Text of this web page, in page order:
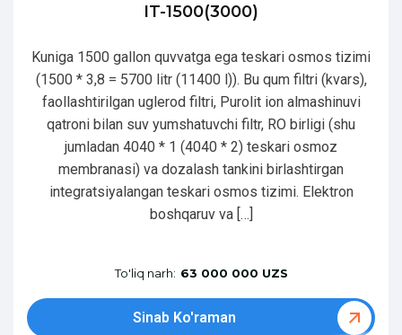
IT-1500(3000)
Kuniga 1500 gallon quvvatga ega teskari osmos tizimi
(1500 * 3,8 = 5700 litr (11400 l)). Bu qum filtri (kvars),
faollashtirilgan uglerod filtri, Purolit ion almashinuvi
qatroni bilan suv yumshatuvchi filtr, RO birligi (shu
jumladan 4040 * 1 (4040 * 2) teskari osmoz
membranasi) va dozalash tankini birlashtirgan
integratsiyalangan teskari osmos tizimi. Elektron
boshqaruv va […]
To'liq narh: 63 000 000 UZS
Sinab Ko'raman